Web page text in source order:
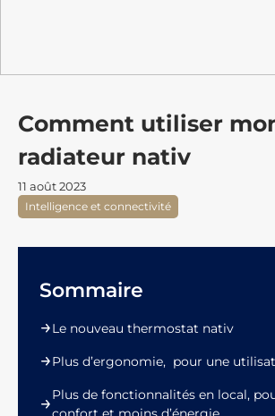
Comment utiliser
radiateur nativ
11 août 2023
Intelligence et connectivité
Sommaire
Le nouveau thermostat nativ
Plus d’ergonomie, pour une
Plus de fonctionnalités en local,